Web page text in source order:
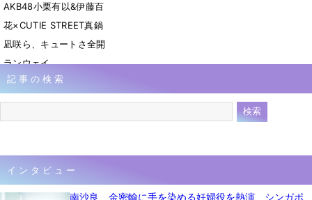
AKB48小栗有以&伊藤百
花×CUTIE STREET真鍋
凪咲ら、キュートさ全開
ランウェイ
4月20日 07時38分
記事の検索
インタビュー
南沙良、金密輸に手を染める妊婦役を熱演 シンガポ